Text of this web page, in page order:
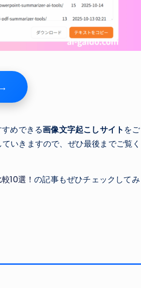
めできる画像文字起こしサイト をご
いきますので、ぜひ最後までご覧く
10選！の記事もぜひチェックしてみ